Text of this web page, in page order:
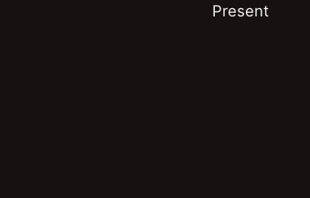
Present